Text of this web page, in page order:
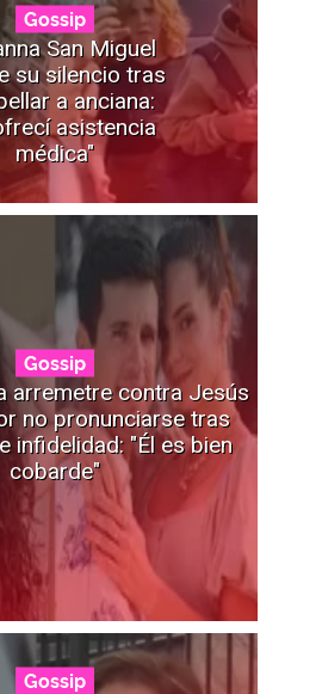
Gossip
San Miguel
su silencio tras
a anciana:
asistencia
médica"
Gossip
arremetre contra Jesús
no pronunciarse tras
infidelidad: "Él es bien
cobarde"
Gossip